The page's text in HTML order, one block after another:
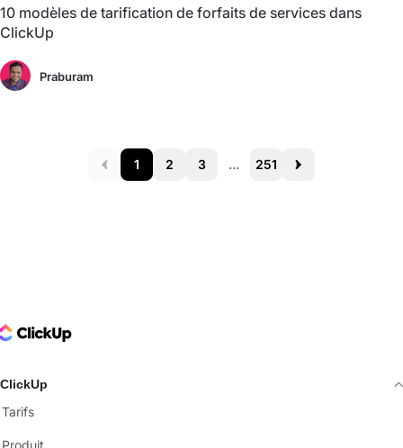
10 modèles de tarification de forfaits de services dans
ClickUp
Praburam
Prev 1 2 3 ... 251 Next
Logo
ClickUp
Tarifs
Produit